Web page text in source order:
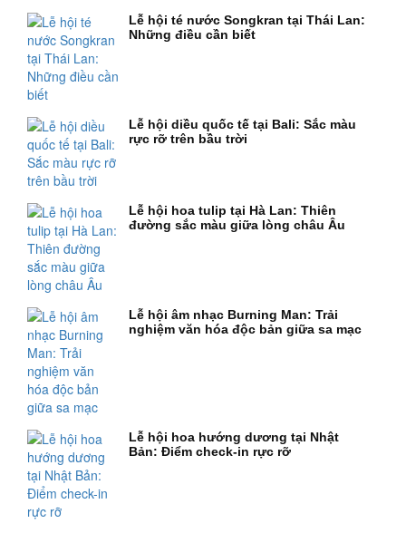
Lễ hội té nước Songkran tại Thái Lan:
Những điều cần biết
Lễ hội diều quốc tế tại Bali: Sắc màu
rực rỡ trên bầu trời
Lễ hội hoa tulip tại Hà Lan: Thiên
đường sắc màu giữa lòng châu Âu
Lễ hội âm nhạc Burning Man: Trải
nghiệm văn hóa độc bản giữa sa mạc
Lễ hội hoa hướng dương tại Nhật
Bản: Điểm check-in rực rỡ